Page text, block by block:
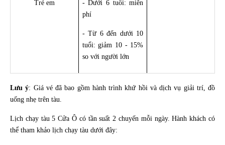
Trẻ em
- Dưới 6 tuổi: miễn
phí
- Từ 6 đến dưới 10
tuổi: giảm 10 - 15%
so với người lớn
Lưu ý: Giá vé đã bao gồm hành trình khứ hồi và dịch vụ giải trí, đồ
uống nhẹ trên tàu.
Lịch chạy tàu 5 Cửa Ô có tần suất 2 chuyến mỗi ngày. Hành khách có
thể tham khảo lịch chạy tàu dưới đây: